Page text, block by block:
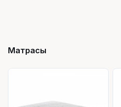
Матрасы